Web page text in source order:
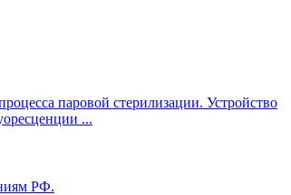
паровой стерилизации. Устройство
...
РФ.